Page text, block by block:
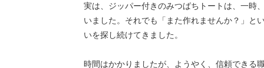
実は、ジッパー付きのみつばちトートは、一時
いました。それでも「また作れませんか？」と
いを探し続けてきました。
時間はかかりましたが、ようやく、信頼できる